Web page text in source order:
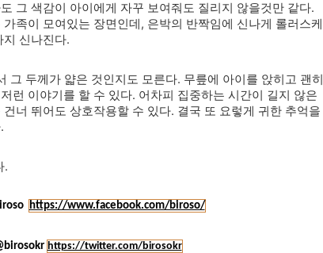
그 색감이 아이에게 자꾸 보여줘도 질리지 않을것만 같다.
족이 모여있는 장면인데, 은박의 반짝임에 신나게 롤러스케
신나진다.
그 두께가 얇은 것인지도 모른다. 무릎에 아이를 앉히고 괜히
런 이야기를 할 수 있다. 어차피 집중하는 시간이 길지 않은
너 뛰어도 상호작용할 수 있다. 결국 또 요렇게 귀한 추억을
.
https://www.facebook.com/biroso/
https://twitter.com/birosokr